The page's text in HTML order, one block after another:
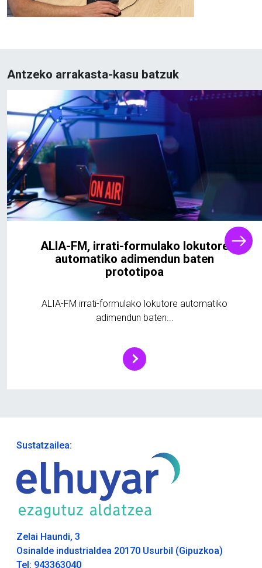
Antzeko arrakasta-kasu batzuk
ALIA-FM, irrati-formulako lokutore
automatiko adimendun baten
prototipoa
ALIA-FM irrati-formulako lokutore automatiko
adimendun baten...
Sustatzailea:
Zelai Haundi, 3
Osinalde industrialdea 20170 Usurbil (Gipuzkoa)
Tel: 943363040